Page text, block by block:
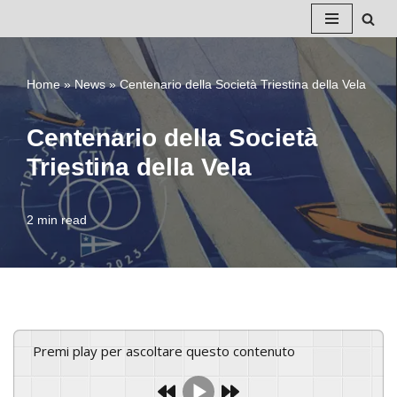
Vai
contenuto
Home»News»Centenario della Società Triestina della Vela
Centenario della Società
Triestina della Vela
2 min read
Premi play per ascoltare questo contenuto